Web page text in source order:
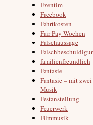
Eventim
Facebook
Fahrtkosten
Fair Pay Wochen
Falschaussage
familienfreundlich
Fantasie
Fantasie – mit
Musik
Festanstellung
Feuerwerk
Filmmusik